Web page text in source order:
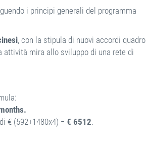
i principi generali del programma
, con la stipula di nuovi accordi quadro
attività mira allo sviluppo di una rete di
€ (592+1480x4) = € 6512.